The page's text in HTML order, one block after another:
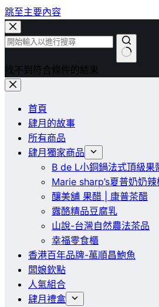
跳至主要內容
找不到符合條件的結果
首頁
肆月的故事
所有商品
肆月獨家商品
B de L小銅鍋法式頂級果
Marie sharp’s夏普奶奶
釀美舖 果醋 | 康普茶醋
露酪精品豆腐乳
山說-台灣自然農法茶品
幸福零食櫃
香港百年品牌-萬順昌鮑魚
闆娘欽點
人氣組合
肆月禮盒